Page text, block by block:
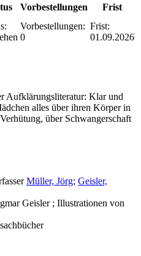
Vorbestellungen
Frist
Vorbestellungen:
0
Frist:
01.09.2026
Aufklärungsliteratur: Klar und
alles über ihren Körper in
über Schwangerschaft
Müller, Jörg; Geisler,
Geisler ; Illustrationen von